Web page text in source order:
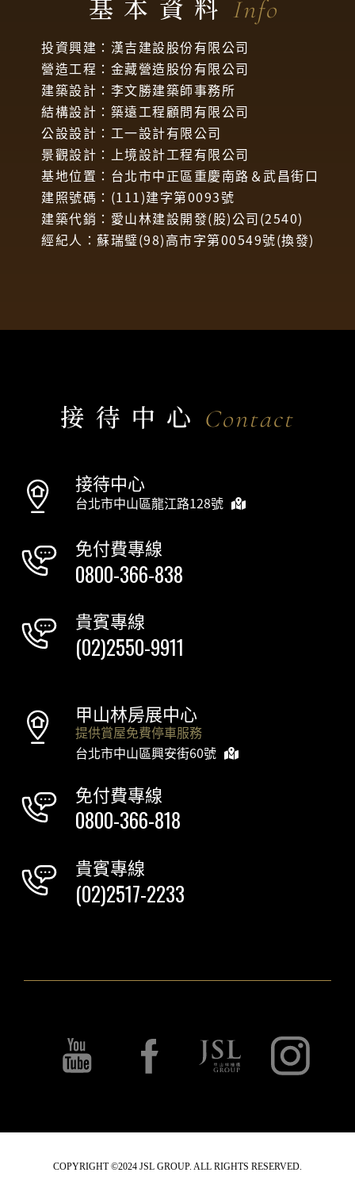
Info
投資興建：漢吉建設股份有限公司
營造工程：金藏營造股份有限公司
建築設計：李文勝建築師事務所
結構設計：築遠工程顧問有限公司
公設設計：工一設計有限公司
景觀設計：上境設計工程有限公司
基地位置：台北市中正區重慶南路＆武昌街口
建照號碼：(111)建字第0093號
建築代銷：愛山林建設開發(股)公司(2540)
經紀人：蘇瑞璧(98)高市字第00549號(換發)
接待中心 Contact
接待中心
台北市中山區龍江路128號
免付費專線
0800-366-838
貴賓專線
(02)2550-9911
甲山林房展中心
提供賞屋免費停車服務
台北市中山區興安街60號
免付費專線
0800-366-818
貴賓專線
(02)2517-2233
COPYRIGHT ©2024 JSL GROUP. ALL RIGHTS RESERVED.